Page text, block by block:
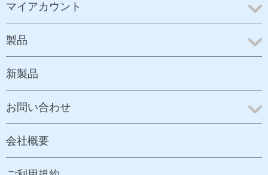
マイアカウント
製品
新製品
お問い合わせ
会社概要